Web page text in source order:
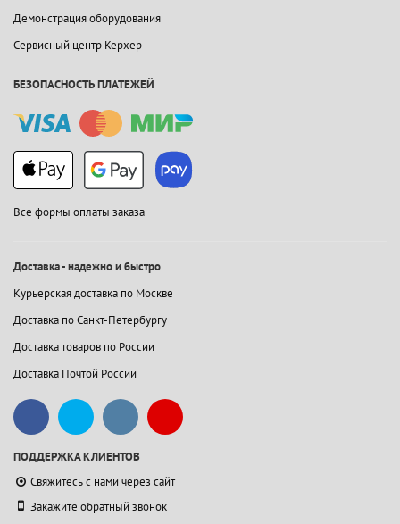
Демонстрация оборудования
Сервисный центр Керхер
БЕЗОПАСНОСТЬ ПЛАТЕЖЕЙ
Все формы оплаты заказа
Доставка - надежно и быстро
Курьерская доставка по Москве
Доставка по Санкт-Петербургу
Доставка товаров по России
Доставка Почтой России
ПОДДЕРЖКА КЛИЕНТОВ
Свяжитесь с нами через сайт
Закажите обратный звонок